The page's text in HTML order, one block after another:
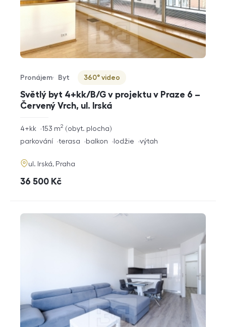
Světlý byt 4+kk/B/G v projektu v Praze 6 –
Červený Vrch, ul. Irská
Typ nabídky
Pronájem
Typ nemovitosti
Byt
Virtuální prohlídka
360° video
rozměry
dispozice
4+kk obyt. plocha
153 m2
funkce
parkování terasa balkon lodžie výtah
adresa
ul. Irská, Praha
cena
36 500 Kč